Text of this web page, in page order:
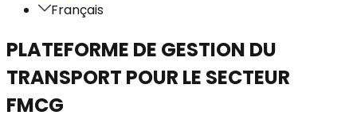
Français
PLATEFORME DE GESTION DU
TRANSPORT POUR LE SECTEUR
FMCG